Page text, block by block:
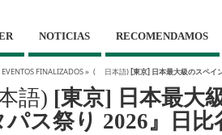
NOTICIAS RECOMENDAMOS
EVENTOS FINALIZADOS» ( 日本語)[東京] 日本最大級のスペイ
語) [東京] 日本最大
パス祭り 2026』日